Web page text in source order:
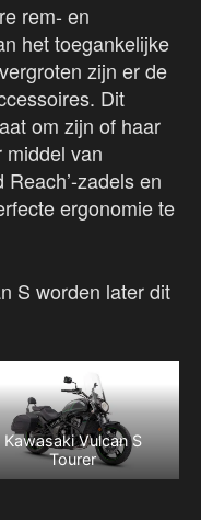
rem- en
het toegankelijke
zijn er de
Dit
om zijn of haar
middel van
Reach’-zadels en
ergonomie te
S worden later dit
Kawasaki Vulcan S
Tourer